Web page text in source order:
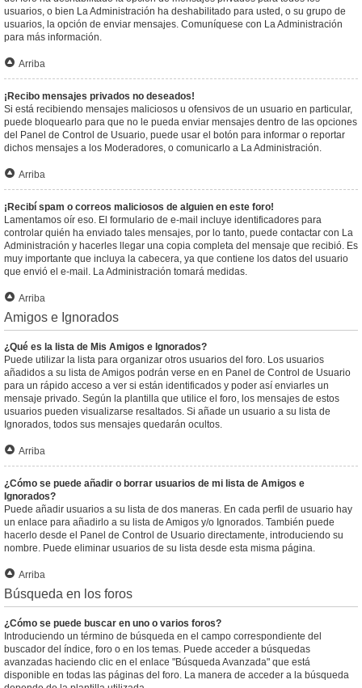
usuarios, o bien La Administración ha deshabilitado para usted, o su grupo de
usuarios, la opción de enviar mensajes. Comuníquese con La Administración
para más información.
Arriba
¡Recibo mensajes privados no deseados!
Si está recibiendo mensajes maliciosos u ofensivos de un usuario en particular,
puede bloquearlo para que no le pueda enviar mensajes dentro de las opciones
del Panel de Control de Usuario, puede usar el botón para informar o reportar
dichos mensajes a los Moderadores, o comunicarlo a La Administración.
Arriba
¡Recibí spam o correos maliciosos de alguien en este foro!
Lamentamos oír eso. El formulario de e-mail incluye identificadores para
controlar quién ha enviado tales mensajes, por lo tanto, puede contactar con La
Administración y hacerles llegar una copia completa del mensaje que recibió. Es
muy importante que incluya la cabecera, ya que contiene los datos del usuario
que envió el e-mail. La Administración tomará medidas.
Arriba
Amigos e Ignorados
¿Qué es la lista de Mis Amigos e Ignorados?
Puede utilizar la lista para organizar otros usuarios del foro. Los usuarios
añadidos a su lista de Amigos podrán verse en en Panel de Control de Usuario
para un rápido acceso a ver si están identificados y poder así enviarles un
mensaje privado. Según la plantilla que utilice el foro, los mensajes de estos
usuarios pueden visualizarse resaltados. Si añade un usuario a su lista de
Ignorados, todos sus mensajes quedarán ocultos.
Arriba
¿Cómo se puede añadir o borrar usuarios de mi lista de Amigos e
Ignorados?
Puede añadir usuarios a su lista de dos maneras. En cada perfil de usuario hay
un enlace para añadirlo a su lista de Amigos y/o Ignorados. También puede
hacerlo desde el Panel de Control de Usuario directamente, introduciendo su
nombre. Puede eliminar usuarios de su lista desde esta misma página.
Arriba
Búsqueda en los foros
¿Cómo se puede buscar en uno o varios foros?
Introduciendo un término de búsqueda en el campo correspondiente del
buscador del índice, foro o en los temas. Puede acceder a búsquedas
avanzadas haciendo clic en el enlace "Búsqueda Avanzada" que está
disponible en todas las páginas del foro. La manera de acceder a la búsqueda